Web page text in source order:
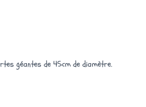
géantes de 45cm de diamètre.